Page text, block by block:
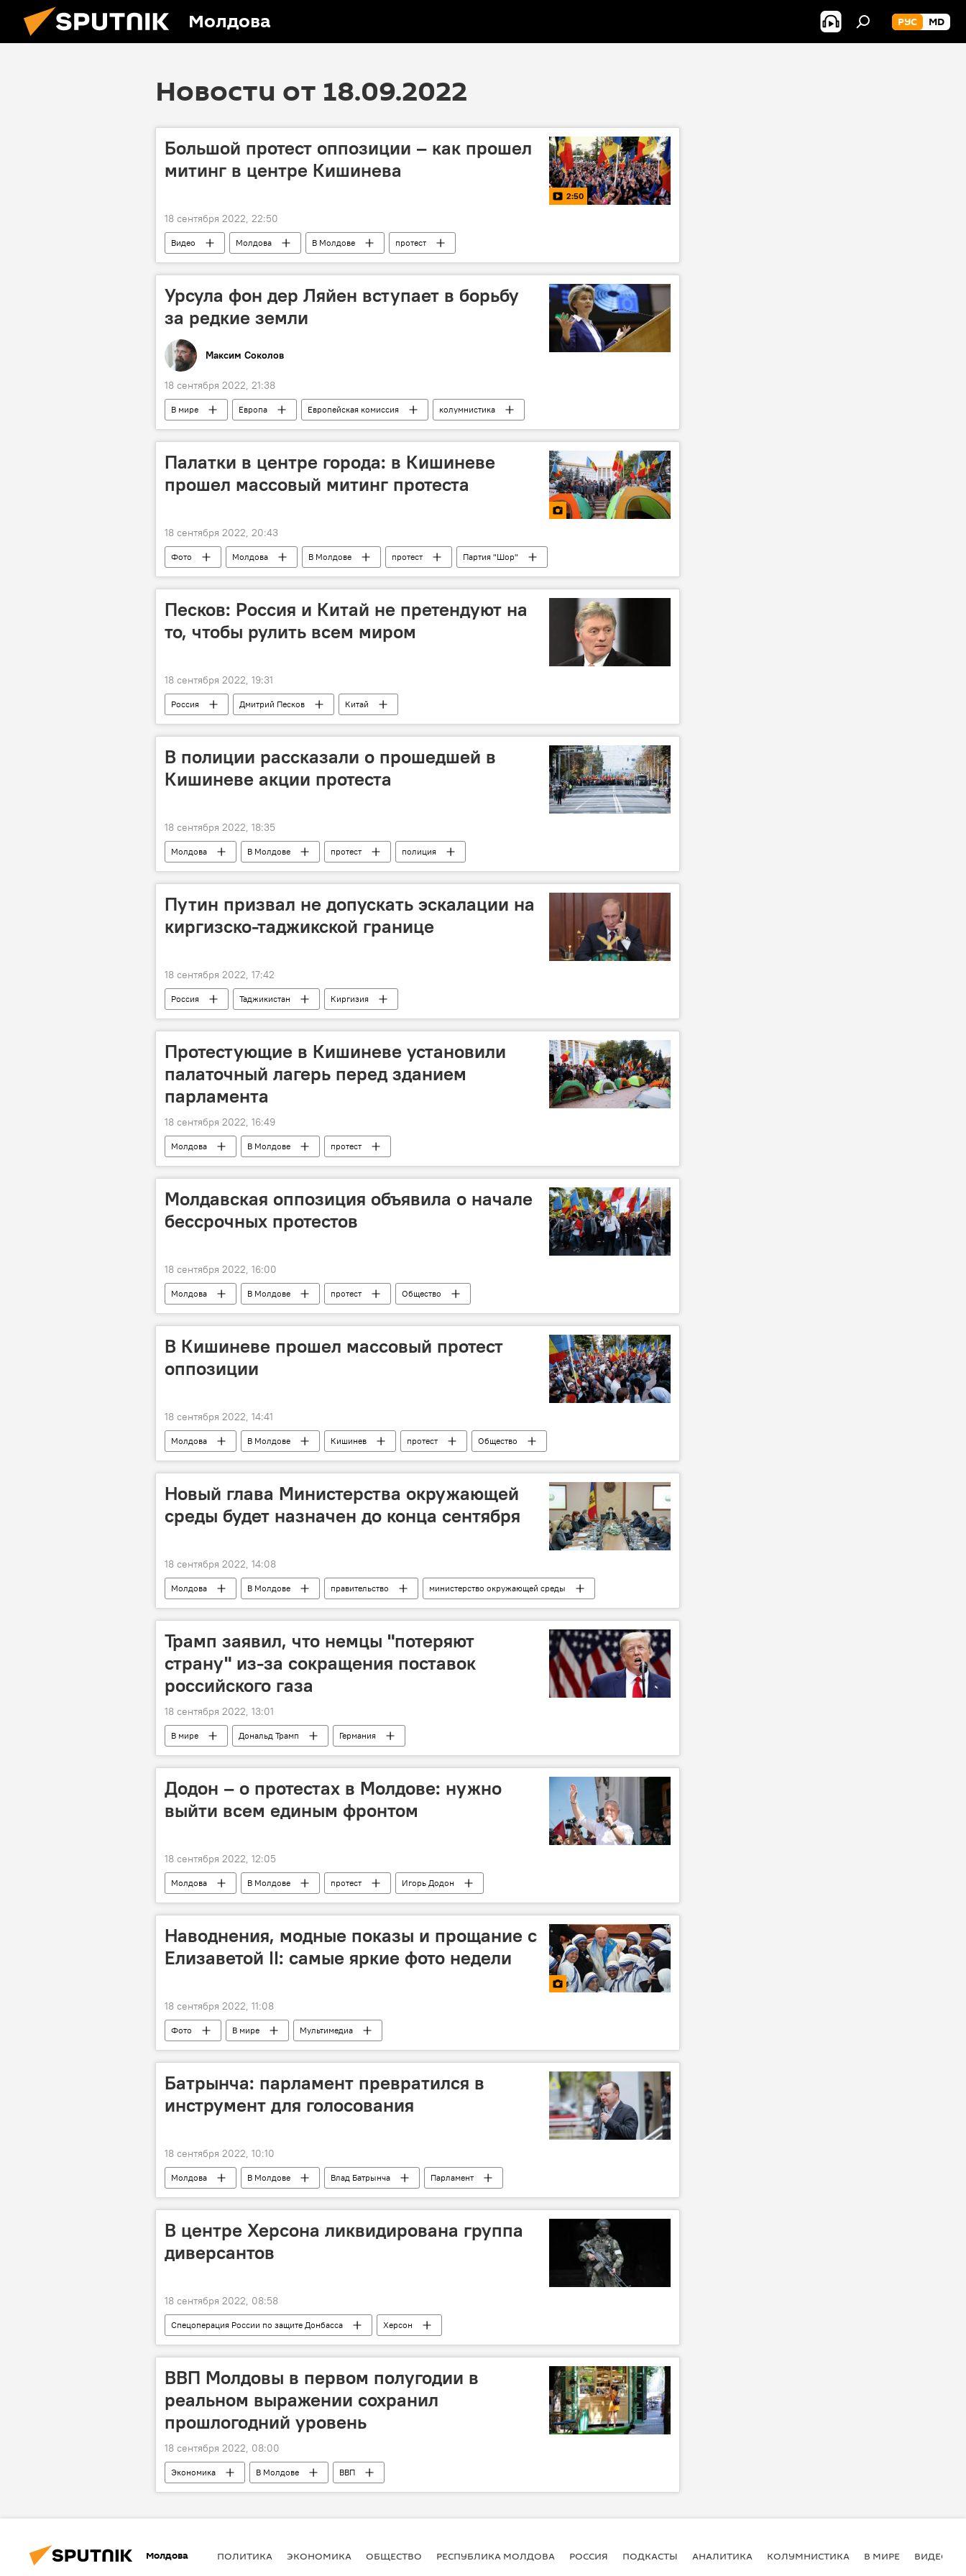
Молдова РУС MD
Новости от 18.09.2022
Большой протест оппозиции – как прошел
митинг в центре Кишинева
2:50
18 сентября 2022, 22:50
Видео Молдова В Молдове протест
Урсула фон дер Ляйен вступает в борьбу
за редкие земли
Максим Соколов
18 сентября 2022, 21:38
В мире Европа Европейская комиссия колумнистика
Палатки в центре города: в Кишиневе
прошел массовый митинг протеста
18 сентября 2022, 20:43
Фото Молдова В Молдове протест
Партия "Шор"
Мультимедиа
Песков: Россия и Китай не претендуют на
то, чтобы рулить всем миром
18 сентября 2022, 19:31
Россия Дмитрий Песков Китай
В полиции рассказали о прошедшей в
Кишиневе акции протеста
18 сентября 2022, 18:35
Молдова В Молдове протест полиция
Путин призвал не допускать эскалации на
киргизско-таджикской границе
18 сентября 2022, 17:42
Россия Таджикистан Киргизия
Протестующие в Кишиневе установили
палаточный лагерь перед зданием
парламента
18 сентября 2022, 16:49
Молдова В Молдове протест
Молдавская оппозиция объявила о начале
бессрочных протестов
18 сентября 2022, 16:00
Молдова В Молдове протест Общество
В Кишиневе прошел массовый протест
оппозиции
18 сентября 2022, 14:41
Молдова В Молдове Кишинев протест Общество
Новый глава Министерства окружающей
среды будет назначен до конца сентября
18 сентября 2022, 14:08
Молдова В Молдове правительство министерство окружающей среды
Трамп заявил, что немцы "потеряют
страну" из-за сокращения поставок
российского газа
18 сентября 2022, 13:01
В мире Дональд Трамп Германия
Додон – о протестах в Молдове: нужно
выйти всем единым фронтом
18 сентября 2022, 12:05
Молдова В Молдове протест Игорь Додон
Наводнения, модные показы и прощание с
Елизаветой II: самые яркие фото недели
18 сентября 2022, 11:08
Фото В мире Мультимедиа
Батрынча: парламент превратился в
инструмент для голосования
18 сентября 2022, 10:10
Молдова В Молдове Влад Батрынча Парламент
В центре Херсона ликвидирована группа
диверсантов
18 сентября 2022, 08:58
Спецоперация России по защите Донбасса Херсон
ВВП Молдовы в первом полугодии в
реальном выражении сохранил
прошлогодний уровень
18 сентября 2022, 08:00
Экономика В Молдове ВВП
Молдова ПОЛИТИКА ЭКОНОМИКА ОБЩЕСТВО РЕСПУБЛИКА МОЛДОВА РОССИЯ ПОДКАСТЫ АНАЛИТИКА КОЛУМНИСТИКА В МИРЕ ВИДЕО